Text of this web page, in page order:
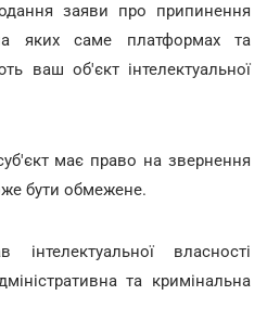
заяви про припинення
яких саме платформах та
ваш об'єкт інтелектуальної
має право на звернення
бути обмежене.
власності
та кримінальна